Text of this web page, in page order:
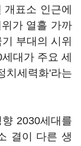
표소 인근에
가 열흘 가까
부대의 시위
대가 주요 세
세력화'라는
2030세대를
결이 다른 생